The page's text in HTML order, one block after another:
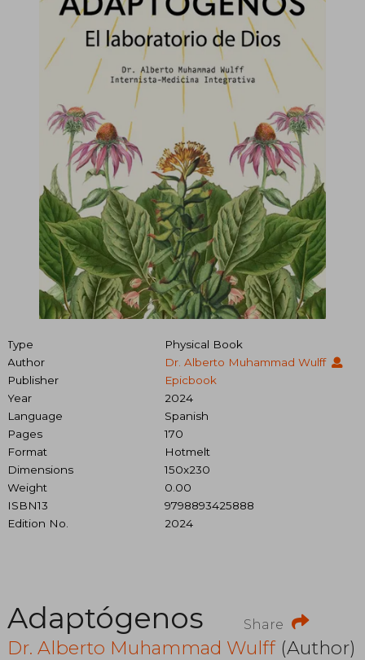
Type
Physical Book
Author
Dr. Alberto Muhammad Wulff
Publisher
Epicbook
Year
2024
Language
Spanish
Pages
170
Format
Hotmelt
Dimensions
150x230
Weight
0.00
ISBN13
9798893425888
Edition No.
2024
Share
Adaptógenos
Dr. Alberto Muhammad Wulff(Author)